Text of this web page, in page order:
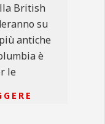
British
su
antiche
è
le